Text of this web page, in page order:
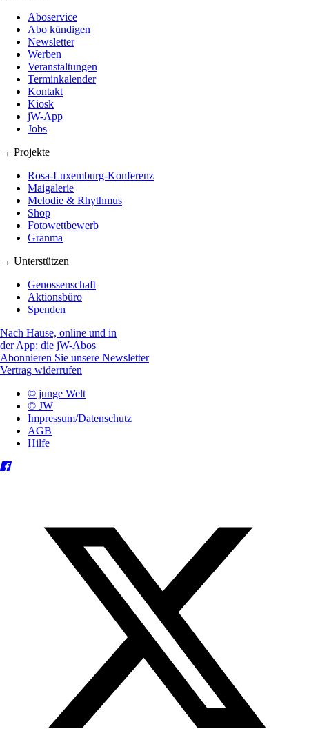
Aboservice
Abo kündigen
Newsletter
Werben
Veranstaltungen
Terminkalender
Kontakt
Kiosk
jW-App
Jobs
→ Projekte
Rosa-Luxemburg-Konferenz
Maigalerie
Melodie & Rhythmus
Shop
Fotowettbewerb
Granma
→ Unterstützen
Genossenschaft
Aktionsbüro
Spenden
Nach Hause, online und in
der App: die jW-Abos
Abonnieren Sie unsere Newsletter
Vertrag widerrufen
© junge Welt
© JW
Impressum/Datenschutz
AGB
Hilfe